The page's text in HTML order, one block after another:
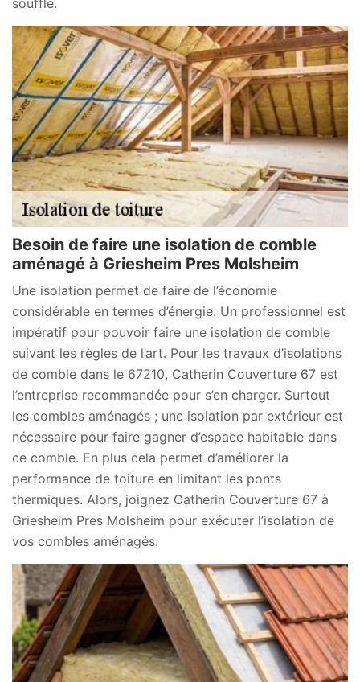
soufflé.
Besoin de faire une isolation de comble
aménagé à Griesheim Pres Molsheim
Une isolation permet de faire de l’économie
considérable en termes d’énergie. Un professionnel est
impératif pour pouvoir faire une isolation de comble
suivant les règles de l’art. Pour les travaux d’isolations
de comble dans le 67210, Catherin Couverture 67 est
l’entreprise recommandée pour s’en charger. Surtout
les combles aménagés ; une isolation par extérieur est
nécessaire pour faire gagner d’espace habitable dans
ce comble. En plus cela permet d’améliorer la
performance de toiture en limitant les ponts
thermiques. Alors, joignez Catherin Couverture 67 à
Griesheim Pres Molsheim pour exécuter l’isolation de
vos combles aménagés.